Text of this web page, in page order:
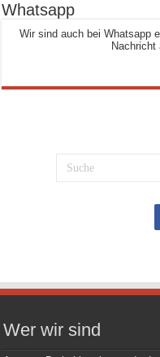
Whatsapp
Wir sind auch bei Whatsapp
Wer wir sind